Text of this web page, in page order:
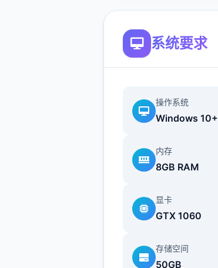
系统要求
操作系统
Windows 10+
内存
8GB RAM
显卡
GTX 1060
存储空间
50GB